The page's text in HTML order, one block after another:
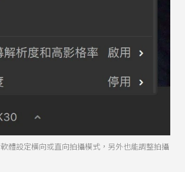
體設定橫向或直向拍攝模式，另外也能調整拍攝